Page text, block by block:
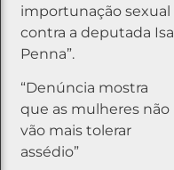
importunação sexual
contra a deputada Isa
Penna”.
“Denúncia mostra
que as mulheres não
vão mais tolerar
assédio”